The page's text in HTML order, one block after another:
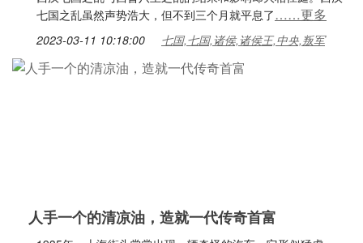
七国之乱虽然声势浩大，但不到三个月就平息了……更多
2023-03-11 10:18:00 七国,七国,诸侯,诸侯王,中央,叛军
人手一个的清凉油，造就一代传奇首富